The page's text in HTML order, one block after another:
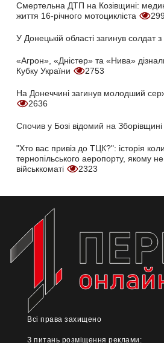
Смертельна ДТП на Козівщині:
життя 16-річного мотоцикліста
У Донецькій області загинув солдат
«Агрон», «Дністер» та «Нива»
Кубку України
2753
На Донеччині загинув молодший
2636
Спочив у Бозі відомий на Зборівщині
"Хто вас привіз до ТЦК?": історія
тернопільського аеропорту, якому
військкоматі
2323
Всі права захищено
З питань розміщення реклами: